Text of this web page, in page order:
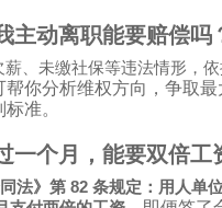
主动离职能要赔偿吗
薪、未缴社保等违法情形，
帮你分析维权方向，争取最
准。
一个月，能要双倍工
法》第 82 条规定：用人单